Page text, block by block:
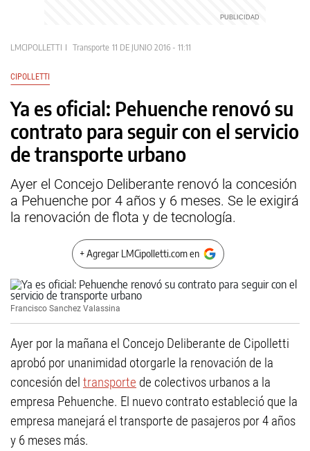
LMCIPOLLETTI Transporte 11 DE JUNIO 2016 - 11:11
CIPOLLETTI
Ya es oficial: Pehuenche renovó su
contrato para seguir con el servicio
de transporte urbano
Ayer el Concejo Deliberante renovó la concesión
a Pehuenche por 4 años y 6 meses. Se le exigirá
la renovación de flota y de tecnología.
+ Agregar LMCipolletti.com en
Francisco Sanchez Valassina
Ayer por la mañana el Concejo Deliberante de Cipolletti
aprobó por unanimidad otorgarle la renovación de la
concesión del transporte de colectivos urbanos a la
empresa Pehuenche. El nuevo contrato estableció que la
empresa manejará el transporte de pasajeros por 4 años
y 6 meses más.